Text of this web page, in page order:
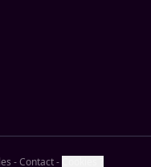
-Contact-